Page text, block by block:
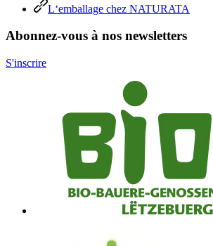
L‘emballage chez NATURATA
Abonnez-vous à nos newsletters
S'inscrire